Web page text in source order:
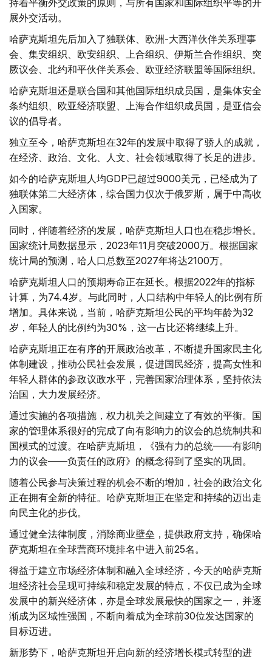
持着平衡外交政策的原则，与所有国家和国际组织平等的开
展外交活动。
哈萨克斯坦先后加入了独联体、欧洲-大西洋伙伴关系理事
会、集安组织、欧安组织、上合组织、伊斯兰合作组织、突
厥议会、北约和平伙伴关系会、欧亚经济联盟等国际组织。
哈萨克斯坦还是联合国和其他国际组织成员国，是集体安全
条约组织、欧亚经济联盟、上海合作组织成员国，是亚信会
议的倡导者。
独立至今，哈萨克斯坦在32年的发展中取得了骄人的成就，
在经济、政治、文化、人文、社会领域取得了长足的进步。
如今的哈萨克斯坦人均GDP已超过9000美元，已经成为了
独联体第二大经济体，综合国力仅次于俄罗斯，属于中高收
入国家。
同时，伴随着经济的发展，哈萨克斯坦人口也在稳步增长。
国家统计局数据显示，2023年11月突破2000万。根据国家
统计局的预测，哈人口总数至2027年将达2100万。
哈萨克斯坦人口的预期寿命正在延长。根据2022年的指标
计算，为74.4岁。与此同时，人口结构中年轻人的比例有所
增加。具体来说，当前，哈萨克斯坦公民的平均年龄为32
岁，年轻人的比例约为30%，这一占比还将继续上升。
哈萨克斯坦正在有序的开展政治改革，不断提升国家民主化
体制建设，推动公民社会发展，促进国民经济，提高女性和
年轻人群体的参政议政水平，完善国家治理体系，坚持依法
治国，大力发展经济。
通过实施的各项措施，权力机关之间建立了有效的平衡。国
家的管理体系很好的完成了向有影响力的议会的总统制共和
国模式的过渡。在哈萨克斯坦，《强有力的总统——有影响
力的议会——负责任的政府》的概念得到了坚实的巩固。
随着公民参与决策过程的机会不断的增加，社会的政治文化
正在拥有全新的特征。哈萨克斯坦正在坚定和持续的迈出走
向民主化的步伐。
通过健全法律制度，消除商业壁垒，提供政府支持，确保哈
萨克斯坦在全球营商环境排名中进入前25名。
得益于建立市场经济体制和融入全球经济，今天的哈萨克斯
坦经济社会呈现可持续和稳定发展的特点，不仅已成为全球
发展中的新兴经济体，亦是全球发展最快的国家之一，并逐
渐成为区域性强国，不断向着成为全球前30位发达国家的
目标迈进。
新形势下，哈萨克斯坦开启向新的经济增长模式转型的进